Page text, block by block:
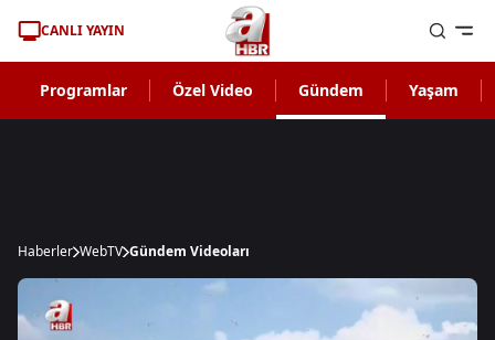
CANLI YAYIN
Programlar Özel Video Gündem Yaşam
Haberler WebTV Gündem Videoları